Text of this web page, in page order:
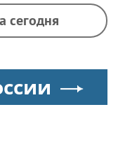
сегодня